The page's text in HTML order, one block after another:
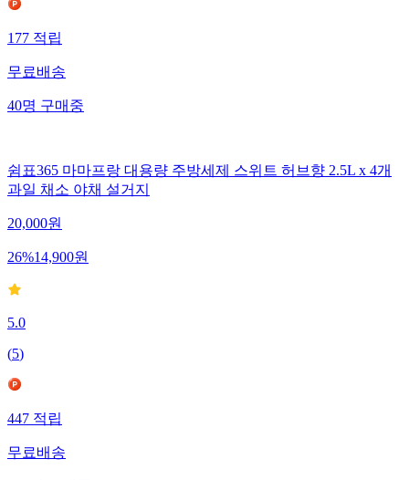
177 적립
무료배송
40명 구매중
쉼표365 마마프랑 대용량 주방세제 스위트 허브향 2.5L x 4개
과일 채소 야채 설거지
20,000원
26%14,900원
5.0
(5)
447적립
무료배송